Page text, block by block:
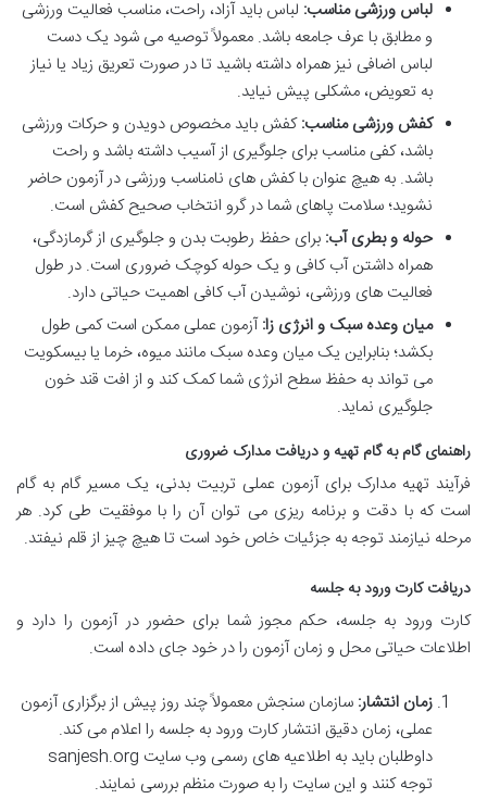
لباس ورزشی مناسب: لباس باید آزاد، راحت، مناسب فعالیت ورزشی
و مطابق با عرف جامعه باشد. معمولاً توصیه می شود یک دست
لباس اضافی نیز همراه داشته باشید تا در صورت تعریق زیاد یا نیاز
به تعویض، مشکلی پیش نیاید.
کفش ورزشی مناسب:کفش باید مخصوص دویدن و حرکات ورزشی
باشد، کفی مناسب برای جلوگیری از آسیب داشته باشد و راحت
باشد. به هیچ عنوان با کفش های نامناسب ورزشی در آزمون حاضر
نشوید؛ سلامت پاهای شما در گرو انتخاب صحیح کفش است.
حوله و بطری آب: برای حفظ رطوبت بدن و جلوگیری از گرمازدگی،
همراه داشتن آب کافی و یک حوله کوچک ضروری است. در طول
فعالیت های ورزشی، نوشیدن آب کافی اهمیت حیاتی دارد.
میان وعده سبک و انرژی زا:آزمون عملی ممکن است کمی طول
بکشد؛ بنابراین یک میان وعده سبک مانند میوه، خرما یا بیسکویت
می تواند به حفظ سطح انرژی شما کمک کند و از افت قند خون
جلوگیری نماید.
راهنمای گام به گام تهیه و دریافت مدارک ضروری
فرآیند تهیه مدارک برای آزمون عملی تربیت بدنی، یک مسیر گام به گام
است که با دقت و برنامه ریزی می توان آن را با موفقیت طی کرد. هر
مرحله نیازمند توجه به جزئیات خاص خود است تا هیچ چیز از قلم نیفتد.
دریافت کارت ورود به جلسه
کارت ورود به جلسه، حکم مجوز شما برای حضور در آزمون را دارد و
اطلاعات حیاتی محل و زمان آزمون را در خود جای داده است.
زمان انتشار: سازمان سنجش معمولاً چند روز پیش از برگزاری آزمون
عملی، زمان دقیق انتشار کارت ورود به جلسه را اعلام می کند.
داوطلبان باید به اطلاعیه های رسمی وب سایت sanjesh.org
توجه کنند و این سایت را به صورت منظم بررسی نمایند.